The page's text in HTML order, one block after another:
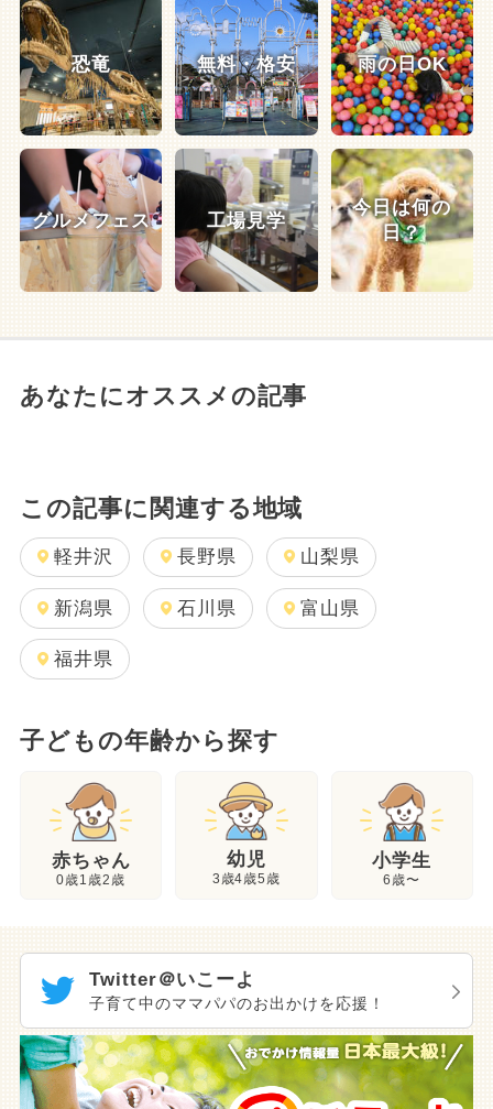
恐竜 無料・格安 雨の日OK
グルメフェス 工場見学
今日は何の
日？
あなたにオススメの記事
この記事に関連する地域
軽井沢 長野県 山梨県
新潟県 石川県 富山県
福井県
子どもの年齢から探す
赤ちゃん
0歳1歳2歳
幼児
3歳4歳5歳
小学生
6歳〜
Twitter＠いこーよ
子育て中のママパパのお出かけを応援！